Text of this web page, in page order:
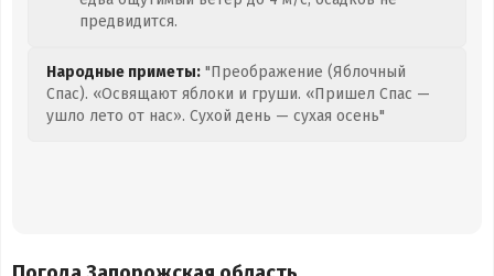
предвидится.
Народные приметы: "Преображение (Яблочный
Спас). «Освящают яблоки и груши. «Пришел Спас —
ушло лето от нас». Сухой день — сухая осень"